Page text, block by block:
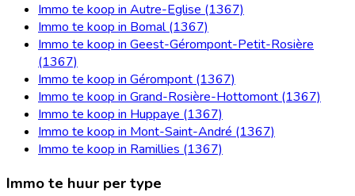
Immo te koop in Autre-Eglise (1367)
Immo te koop in Bomal (1367)
Immo te koop in Geest-Gérompont-Petit-Rosière
(1367)
Immo te koop in Gérompont (1367)
Immo te koop in Grand-Rosière-Hottomont (1367)
Immo te koop in Huppaye (1367)
Immo te koop in Mont-Saint-André (1367)
Immo te koop in Ramillies (1367)
Immo te huur per type